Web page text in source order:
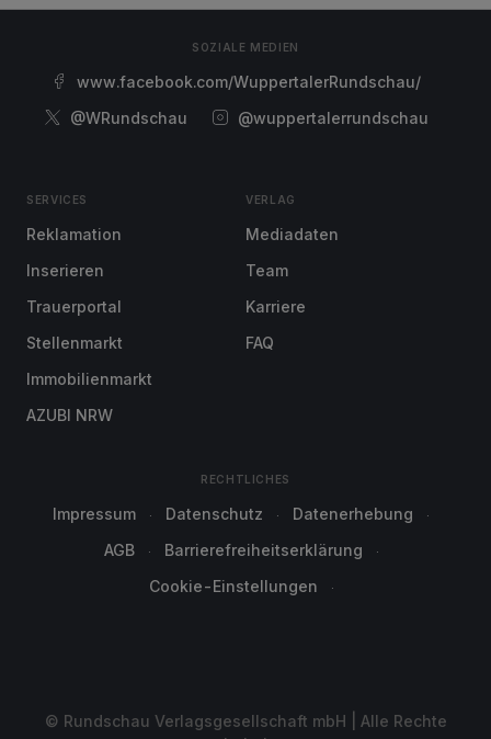
SOZIALE MEDIEN
www.facebook.com/WuppertalerRundschau/
@WRundschau
@wuppertalerrundschau
SERVICES
Reklamation
Inserieren
Trauerportal
Stellenmarkt
Immobilienmarkt
AZUBI NRW
VERLAG
Mediadaten
Team
Karriere
FAQ
RECHTLICHES
Impressum Datenschutz
Datenerhebung
AGB
Barrierefreiheitserklärung
Cookie-Einstellungen
© Rundschau Verlagsgesellschaft mbH | Alle Rechte